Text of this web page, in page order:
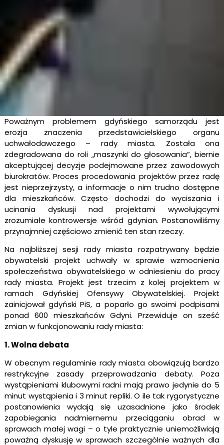
Poważnym problemem gdyńskiego samorządu jest
erozja znaczenia przedstawicielskiego organu
uchwałodawczego – rady miasta. Została ona
zdegradowana do roli „maszynki do głosowania”, biernie
akceptującej decyzje podejmowane przez zawodowych
biurokratów. Proces procedowania projektów przez radę
jest nieprzejrzysty, a informacje o nim trudno dostępne
dla mieszkańców. Często dochodzi do wyciszania i
ucinania dyskusji nad projektami wywołującymi
zrozumiałe kontrowersje wśród gdynian. Postanowiliśmy
przynajmniej częściowo zmienić ten stan rzeczy.
Na najbliższej sesji rady miasta rozpatrywany będzie
obywatelski projekt uchwały w sprawie wzmocnienia
społeczeństwa obywatelskiego w odniesieniu do pracy
rady miasta. Projekt jest trzecim z kolej projektem w
ramach Gdyńskiej Ofensywy Obywatelskiej. Projekt
zainicjował gdyński PiS, a poparło go swoimi podpisami
ponad 600 mieszkańców Gdyni. Przewiduje on sześć
zmian w funkcjonowaniu rady miasta:
1. Wolna debata
W obecnym regulaminie rady miasta obowiązują bardzo
restrykcyjne zasady przeprowadzania debaty. Poza
wystąpieniami klubowymi radni mają prawo jedynie do 5
minut wystąpienia i 3 minut repliki. O ile tak rygorystyczne
postanowienia wydają się uzasadnione jako środek
zapobiegania nadmiernemu przeciąganiu obrad w
sprawach małej wagi – o tyle praktycznie uniemożliwiają
poważną dyskusję w sprawach szczególnie ważnych dla